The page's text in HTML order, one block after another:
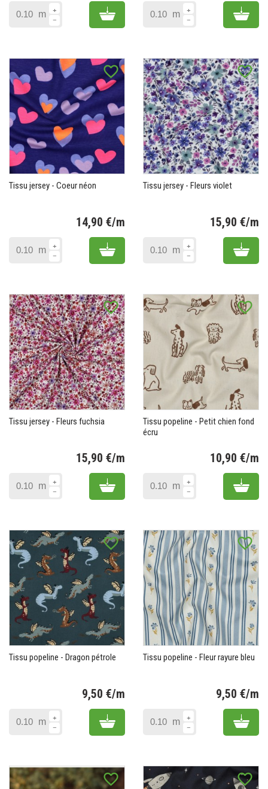
m Add to cart m Add
favorite_border
Tissu jersey - Coeur néon
14,90 €/m
m Add to cart
favorite_border
Tissu jersey - Fleurs violet
15,90 €/m
m Add
favorite_border
Tissu jersey - Fleurs fuchsia
15,90 €/m
m Add to cart
favorite_border
Tissu popeline - Petit chien fond
écru
10,90 €/m
m Add
favorite_border
Tissu popeline - Dragon pétrole
9,50 €/m
m Add to cart
favorite_border
Tissu popeline - Fleur rayure bleu
9,50 €/m
m Add
favorite_border favorite_border